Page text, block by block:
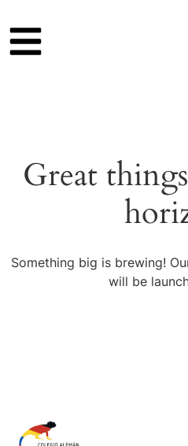
Great
Something big is brewing!
will be